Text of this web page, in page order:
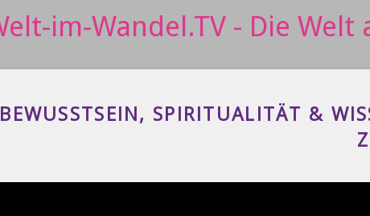
BEWUSSTSEIN, SPIRITUALITÄT &